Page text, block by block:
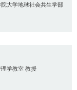
大学地球社会共生学部
学教室 教授